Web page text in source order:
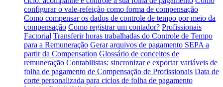
configurar o vale-refeição como forma de compensação
Como compensar os dados de controle de tempo por meio da
compensação Como registrar um contador? Profissionais
Factorial Transferir horas trabalhadas do Controle de Tempo
para a Remuneração Gerar arquivos de pagamento SEPA a
partir da Compensation Glossário de conceitos de
remuneração Contabilistas: sincronizar e exportar variáveis de
folha de pagamento de Compensação de Profissionais Data de
corte personalizada para ciclos de folha de pagamento